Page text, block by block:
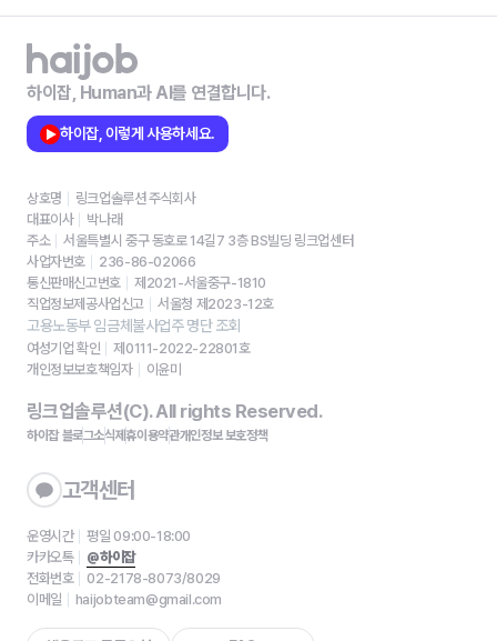
하이잡, Human과 AI를 연결합니다.
하이잡, 이렇게 사용하세요.
상호명
링크업솔루션 주식회사
대표이사
박나래
주소
서울특별시 중구 동호로 14길7 3층 BS빌딩 링크업센터
사업자번호
236-86-02066
통신판매신고번호
제2021-서울중구-1810
직업정보제공사업신고
서울청 제2023-12호
고용노동부 임금체불사업주 명단 조회
여성기업 확인
제0111-2022-22801호
개인정보보호책임자
이윤미
링크업솔루션(C). All rights Reserved.
하이잡 블로그소식제휴이용약관개인정보 보호정책
고객센터
운영시간
평일 09:00-18:00
카카오톡
@하이잡
전화번호
02-2178-8073/8029
이메일
haijobteam@gmail.com